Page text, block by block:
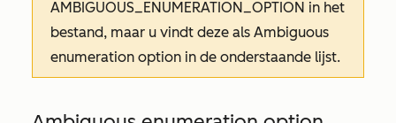
AMBIGUOUS_ENUMERATION_OPTION in het
bestand, maar u vindt deze als Ambiguous
enumeration option in de onderstaande lijst.